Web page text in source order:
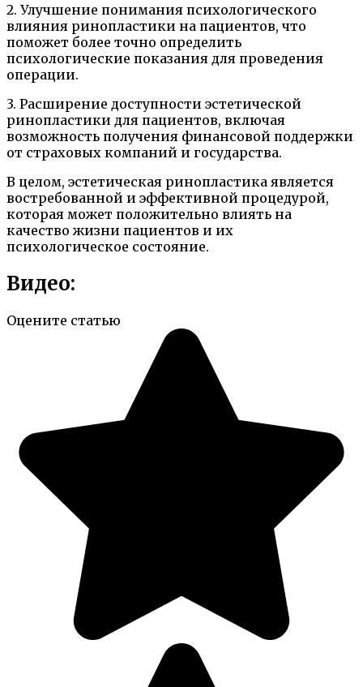
2. Улучшение понимания психологического
влияния ринопластики на пациентов, что
поможет более точно определить
психологические показания для проведения
операции.
3. Расширение доступности эстетической
ринопластики для пациентов, включая
возможность получения финансовой поддержки
от страховых компаний и государства.
В целом, эстетическая ринопластика является
востребованной и эффективной процедурой,
которая может положительно влиять на
качество жизни пациентов и их
психологическое состояние.
Видео:
Оцените статью